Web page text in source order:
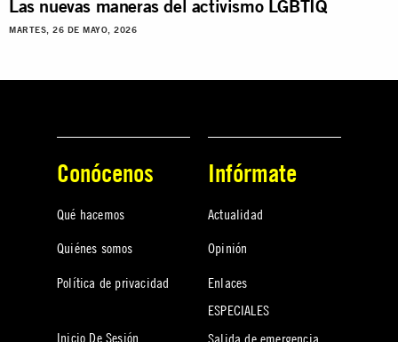
Las nuevas maneras del activismo LGBTIQ
MARTES, 26 DE MAYO, 2026
Conócenos
Qué hacemos
Quiénes somos
Política de privacidad
Inicio De Sesión
Infórmate
Actualidad
Opinión
Enlaces
ESPECIALES
Salida de emergencia